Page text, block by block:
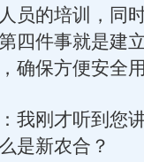
员的培训，同
四件事就是建
确保方便安全用
刚才听到您讲
是新农合？